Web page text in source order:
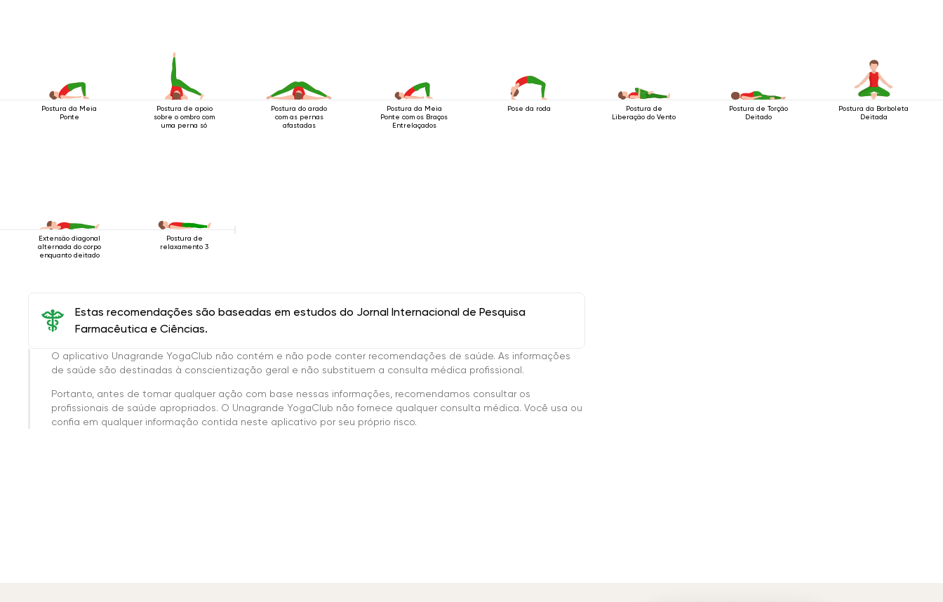
Postura da Meia
Ponte
Postura de apoio
sobre o ombro com
uma perna só
Postura do arado
com as pernas
afastadas
Postura da Meia
Ponte com os Braços
Entrelaçados
Pose da roda
Postura de
Liberação do Vento
Postura de Torção
Deitado
Postura da Borboleta
Deitada
Extensão diagonal
alternada do corpo
enquanto deitado
Postura de
relaxamento 3
Estas recomendações são baseadas em estudos do Jornal Internacional de Pesquisa
Farmacêutica e Ciências.
O aplicativo Unagrande YogaClub não contém e não pode conter recomendações de saúde. As informações
de saúde são destinadas à conscientização geral e não substituem a consulta médica profissional.
Portanto, antes de tomar qualquer ação com base nessas informações, recomendamos consultar os
profissionais de saúde apropriados. O Unagrande YogaClub não fornece qualquer consulta médica. Você usa ou
confia em qualquer informação contida neste aplicativo por seu próprio risco.